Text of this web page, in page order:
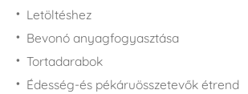
Letöltéshez
Bevonó anyagfogyasztása
Tortadarabok
Édesség-és pékáruösszetevők étrend